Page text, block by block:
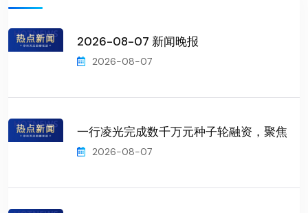
2026-08-07 新闻晚报
2026-08-07
一行凌光完成数千万元种子轮融资，聚焦
2026-08-07